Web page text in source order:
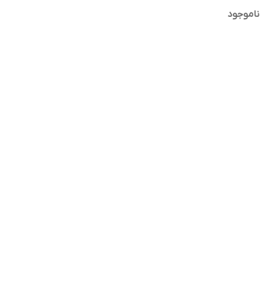
ناموجود